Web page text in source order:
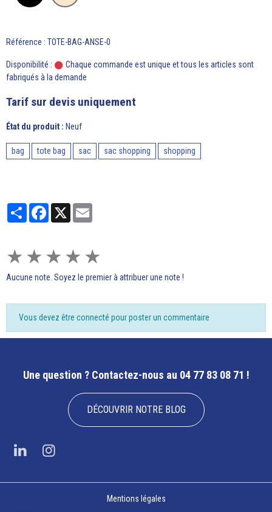
Référence : TOTE-BAG-ANSE-0
Disponibilité :
Chaque commande est unique et tous les articles sont
fabriqués à la demande
Tarif sur devis uniquement
État du produit : Neuf
bag tote bag sac sac shopping shopping
PartagerFacebook
X
★ ★ ★ ★ ★
Aucune note. Soyez le premier à attribuer une note !
Vous devez être connecté pour poster un commentaire
Une question ? Contactez-nous au 04 77 83 08 71 !
DÉCOUVRIR NOTRE BLOG
Mentions légales